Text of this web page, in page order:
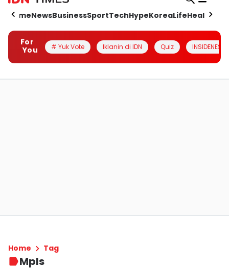
HomeNewsBusinessSportTechHypeKoreaLifeHealth
For
You
# Yuk Vote Iklanin di IDN Quiz INSIDENESIA
Home Tag
Mpls